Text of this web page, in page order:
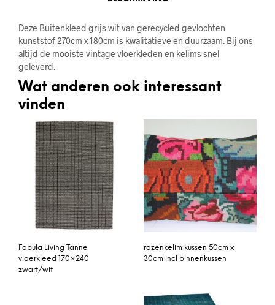
Deze Buitenkleed grijs wit van gerecycled gevlochten
kunststof 270cm x 180cm is kwalitatieve en duurzaam. Bij ons
altijd de mooiste vintage vloerkleden en kelims snel
geleverd.
Wat anderen ook interessant
vinden
Fabula Living Tanne
vloerkleed 170×240
zwart/wit
rozenkelim kussen 50cm x
30cm incl binnenkussen